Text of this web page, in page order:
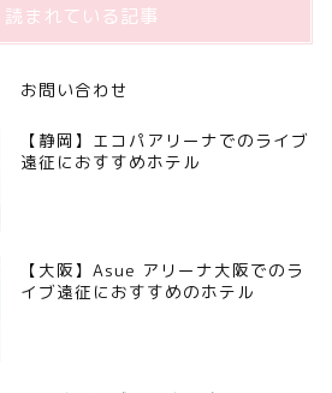
読まれている記事
お問い合わせ
【静岡】エコパアリーナでのライブ
遠征におすすめホテル
【大阪】Asue アリーナ大阪でのラ
イブ遠征におすすめのホテル